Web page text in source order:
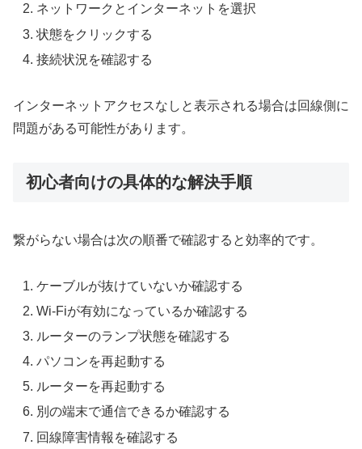
ネットワークとインターネットを選択
状態をクリックする
接続状況を確認する
インターネットアクセスなしと表示される場合は回線側に
問題がある可能性があります。
初心者向けの具体的な解決手順
繋がらない場合は次の順番で確認すると効率的です。
ケーブルが抜けていないか確認する
Wi-Fiが有効になっているか確認する
ルーターのランプ状態を確認する
パソコンを再起動する
ルーターを再起動する
別の端末で通信できるか確認する
回線障害情報を確認する